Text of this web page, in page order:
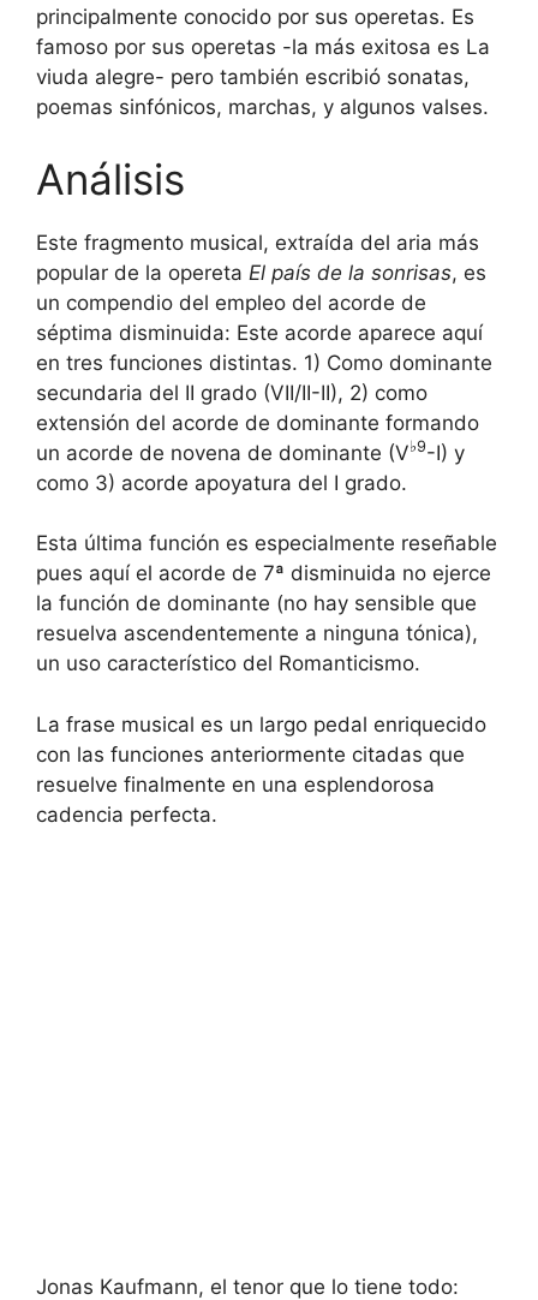
principalmente conocido por sus operetas. Es
famoso por sus operetas -la más exitosa es La
viuda alegre- pero también escribió sonatas,
poemas sinfónicos, marchas, y algunos valses.
Análisis
Este fragmento musical, extraída del aria más
popular de la opereta El país de la sonrisas, es
un compendio del empleo del acorde de
séptima disminuida: Este acorde aparece aquí
en tres funciones distintas. 1) Como dominante
secundaria del II grado (VII/II-II), 2) como
extensión del acorde de dominante formando
un acorde de novena de dominante (V♭9-I) y
como 3) acorde apoyatura del I grado.
Esta última función es especialmente reseñable
pues aquí el acorde de 7ª disminuida no ejerce
la función de dominante (no hay sensible que
resuelva ascendentemente a ninguna tónica),
un uso característico del Romanticismo.
La frase musical es un largo pedal enriquecido
con las funciones anteriormente citadas que
resuelve finalmente en una esplendorosa
cadencia perfecta.
Jonas Kaufmann, el tenor que lo tiene todo: